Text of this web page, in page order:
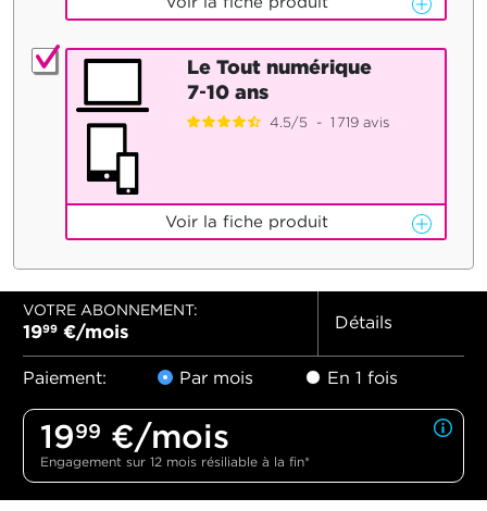
Le Tout numérique
7‑10 ans
4.5/5 - 1 719avis
Voir la fiche produit
VOTRE ABONNEMENT:
1999 €/mois Détails
Paiement: Par mois En 1 fois
1999 €/mois
Engagement sur 12 mois résiliable à la fin*